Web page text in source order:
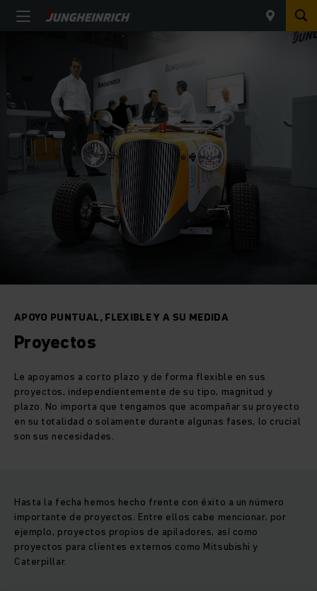
APOYO PUNTUAL, FLEXIBLE Y A SU MEDIDA
Proyectos
Le apoyamos a corto plazo y de forma flexible en sus
proyectos, independientemente de su tipo, magnitud y
plazo. No importa que tengamos que acompañar su proyecto
en su totalidad o solamente durante algunas fases, lo crucial
son sus necesidades.
Hasta la fecha hemos hecho frente con éxito a un número
importante de proyectos. Entre ellos cabe mencionar, por
ejemplo, proyectos propios de apiladores, así como
proyectos para clientes externos como Mitsubishi y
Caterpillar.